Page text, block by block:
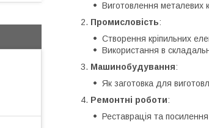
Виготовлення металевих
Промисловість:
Створення кріпильних
Використання в
Машинобудування:
Як заготовка для
Ремонтні роботи:
Реставрація та